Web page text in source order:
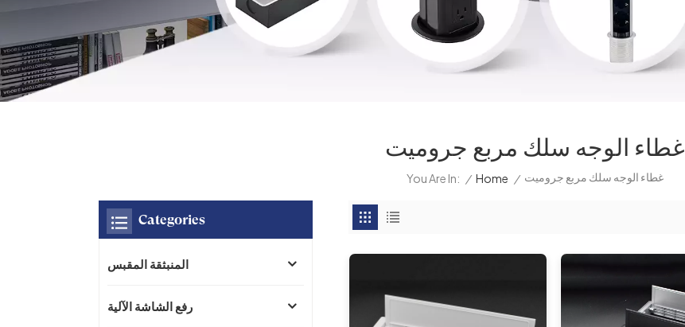
غطاء الوجه سلك مربع جروميت
You Are In: / Home / غطاء الوجه سلك مربع جروميت
Categories
المنبثقة المقبس
رفع الشاشة الآلية